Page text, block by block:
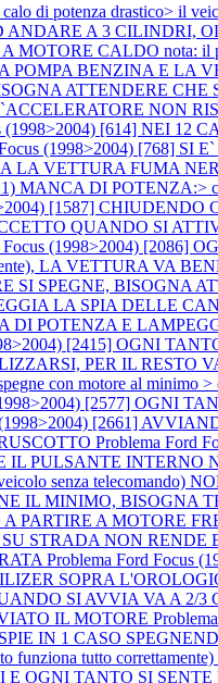
di potenza drastico> il
A 3 CILINDRI,
CALDO nota: il
POMPA BENZINA E
ATTENDERE CHE
NON
(1998>2004) [614] NEI 12
(1998>2004) [768]
LA VETTURA FUMA
DI POTENZA:>
[1587]
QUANDO SI
Focus (1998>2004)
LA VETTURA VA
SPEGNE, BISOGNA
LA SPIA DELLE
DI POTENZA E
[2415] OGNI
PER IL RESTO
con motore al minimo
[2577] OGNI
(1998>2004) [2661]
Problema Ford
IL PULSANTE
(veicolo senza
IL MINIMO, BISOGNA
A MOTORE
SU STRADA NON
Problema Ford Focus
SOPRA
SI AVVIA VA A
IL MOTORE
IN 1 CASO
tutto
OGNI TANTO SI SENTE